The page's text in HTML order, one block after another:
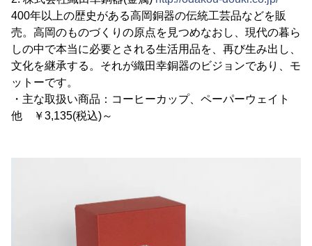
400年以上の歴史がある高岡銅器の伝統工芸品などを販
売。高岡のものづくりの原点を見つめなおし、現代の暮ら
しの中で本当に必要とされる生活用品を、再び生み出し、
文化を継承する。それが織田幸銅器のビジョンであり、モ
ットーです。
・主な取扱い商品：コーヒーカップ、ペーパーウェイト
他 ￥3,135(税込)～